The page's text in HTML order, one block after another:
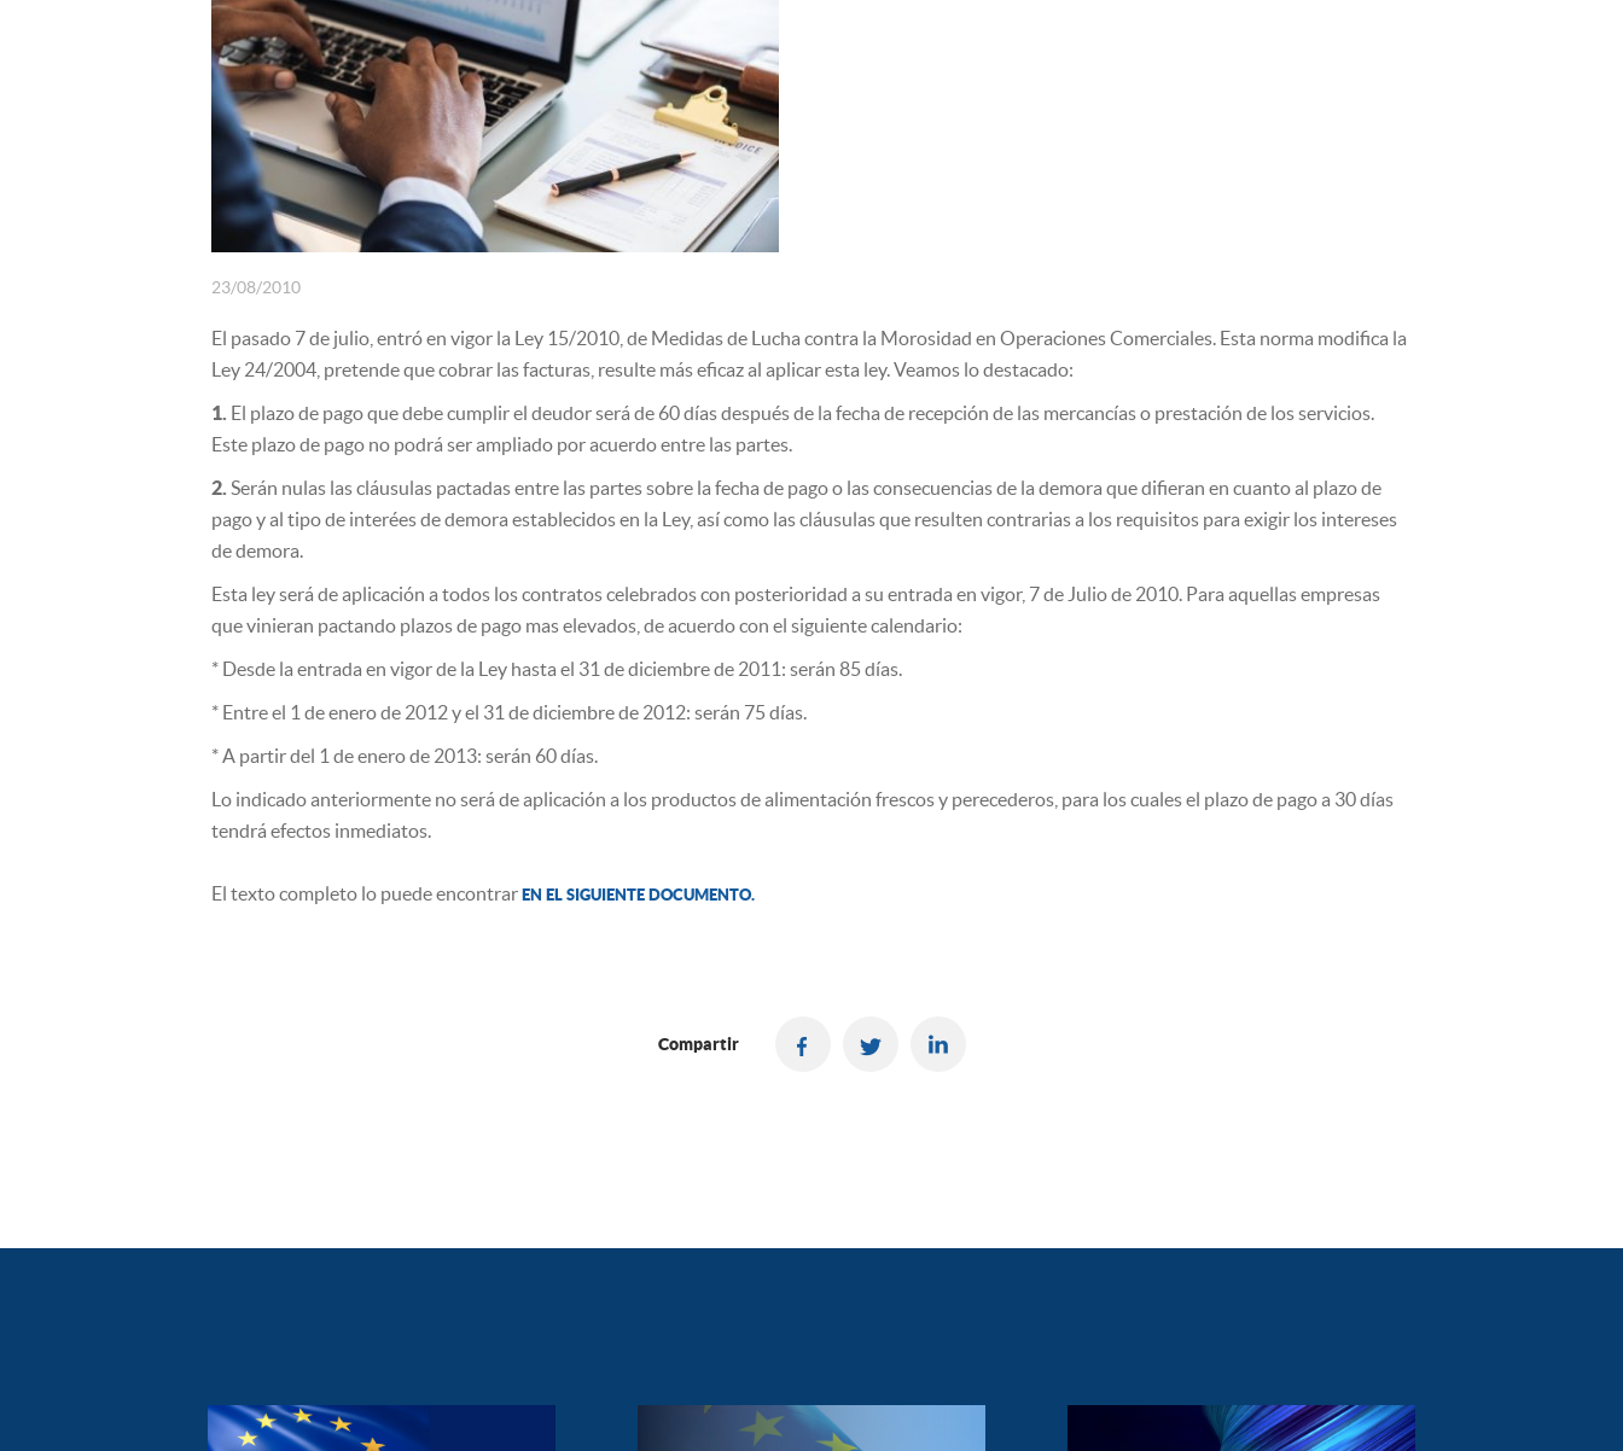
23/08/2010
El pasado 7 de julio, entró en vigor la Ley 15/2010, de Medidas de Lucha contra la Morosidad en Operaciones Comerciales. Esta norma modifica la
Ley 24/2004, pretende que cobrar las facturas, resulte más eficaz al aplicar esta ley. Veamos lo destacado:
1. El plazo de pago que debe cumplir el deudor será de 60 días después de la fecha de recepción de las mercancías o prestación de los servicios.
Este plazo de pago no podrá ser ampliado por acuerdo entre las partes.
2. Serán nulas las cláusulas pactadas entre las partes sobre la fecha de pago o las consecuencias de la demora que difieran en cuanto al plazo de
pago y al tipo de interées de demora establecidos en la Ley, así como las cláusulas que resulten contrarias a los requisitos para exigir los intereses
de demora.
Esta ley será de aplicación a todos los contratos celebrados con posterioridad a su entrada en vigor, 7 de Julio de 2010. Para aquellas empresas
que vinieran pactando plazos de pago mas elevados, de acuerdo con el siguiente calendario:
* Desde la entrada en vigor de la Ley hasta el 31 de diciembre de 2011: serán 85 días.
* Entre el 1 de enero de 2012 y el 31 de diciembre de 2012: serán 75 días.
* A partir del 1 de enero de 2013: serán 60 días.
Lo indicado anteriormente no será de aplicación a los productos de alimentación frescos y perecederos, para los cuales el plazo de pago a 30 días
tendrá efectos inmediatos.
El texto completo lo puede encontrar EN EL SIGUIENTE DOCUMENTO.
Compartir